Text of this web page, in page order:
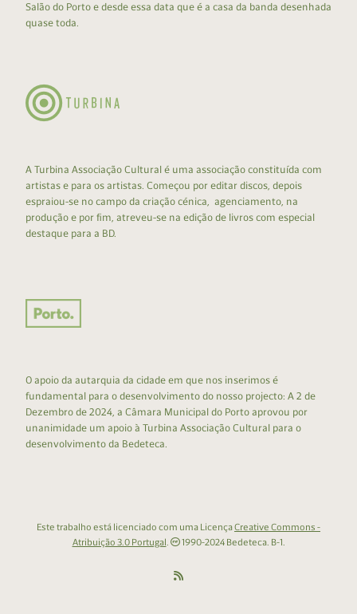
Salão do Porto e desde essa data que é a casa da banda desenhada
quase toda.
A Turbina Associação Cultural é uma associação constituída com
artistas e para os artistas. Começou por editar discos, depois
espraiou-se no campo da criação cénica, agenciamento, na
produção e por fim, atreveu-se na edição de livros com especial
destaque para a BD.
O apoio da autarquia da cidade em que nos inserimos é
fundamental para o desenvolvimento do nosso projecto: A 2 de
Dezembro de 2024, a Câmara Municipal do Porto aprovou por
unanimidade um apoio à Turbina Associação Cultural para o
desenvolvimento da Bedeteca.
Este trabalho está licenciado com uma LicençaCreative Commons -
Atribuição 3.0 Portugal. 1990-2024 Bedeteca. B-1.